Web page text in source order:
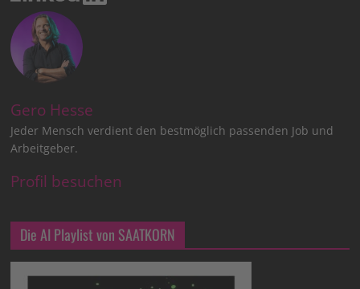
Gero Hesse
Jeder Mensch verdient den bestmöglich passenden Job und
Arbeitgeber.
Profil besuchen
Die AI Playlist von SAATKORN